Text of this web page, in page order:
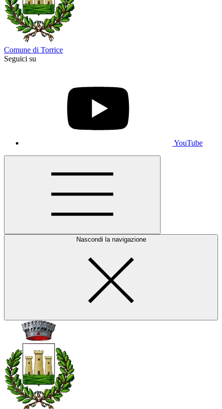
Comune di Torrice
Seguici su
YouTube
Nascondi la navigazione